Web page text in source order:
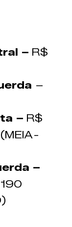
– R$
–
– R$
–